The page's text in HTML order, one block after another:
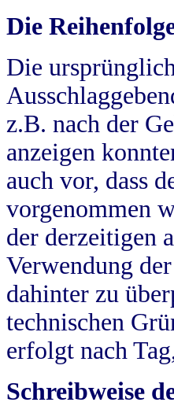
Die
Die
z.B. nach der
anzeigen
auch vor, dass
vorgenommen
der derzeitigen
Verwendung
dahinter zu
technischen
erfolgt nach
Schreibweise